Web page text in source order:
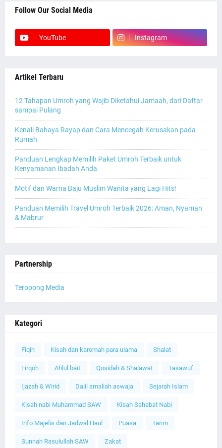
Follow Our Social Media
YouTube Instagram
Artikel Terbaru
12 Tahapan Umroh yang Wajib Diketahui Jamaah, dari Daftar
sampai Pulang
Kenali Bahaya Rayap dan Cara Mencegah Kerusakan pada
Rumah
Panduan Lengkap Memilih Paket Umroh Terbaik untuk
Kenyamanan Ibadah Anda
Motif dan Warna Baju Muslim Wanita yang Lagi Hits!
Panduan Memilih Travel Umroh Terbaik 2026: Aman, Nyaman
& Mabrur
Partnership
Teropong Media
Kategori
Fiqih Kisah dan karomah para ulama Shalat
Firqoh Ahlul bait Qosidah & Shalawat Tasawuf
Ijazah & Wirid Dalil amaliah aswaja Sejarah Islam
Kisah nabi Muhammad SAW Kisah Sahabat Nabi
Info Majelis dan Jadwal Haul Puasa Tarim
Sunnah Rasulullah SAW Zakat